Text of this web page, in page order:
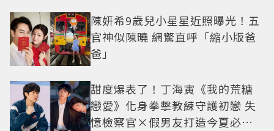
陳妍希9歲兒小星星近照曝光！五
官神似陳曉 網驚直呼「縮小版爸
爸」
甜度爆表了！丁海寅《我的荒糖
戀愛》化身拳擊教練守護初戀 失
憶檢察官×假男友打造今夏必看